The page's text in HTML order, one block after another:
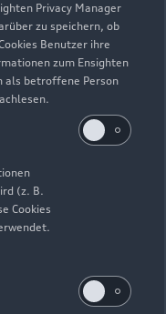
Privacy Manager
zu speichern, ob
Benutzer ihre
zum Ensighten
als betroffene Person
(z. B.
Cookies
nach oben